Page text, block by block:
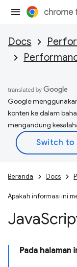
Docs
Google
konten ke dalam
mengandung
Beranda Docs
Apakah informasi ini
Java
Pada halaman